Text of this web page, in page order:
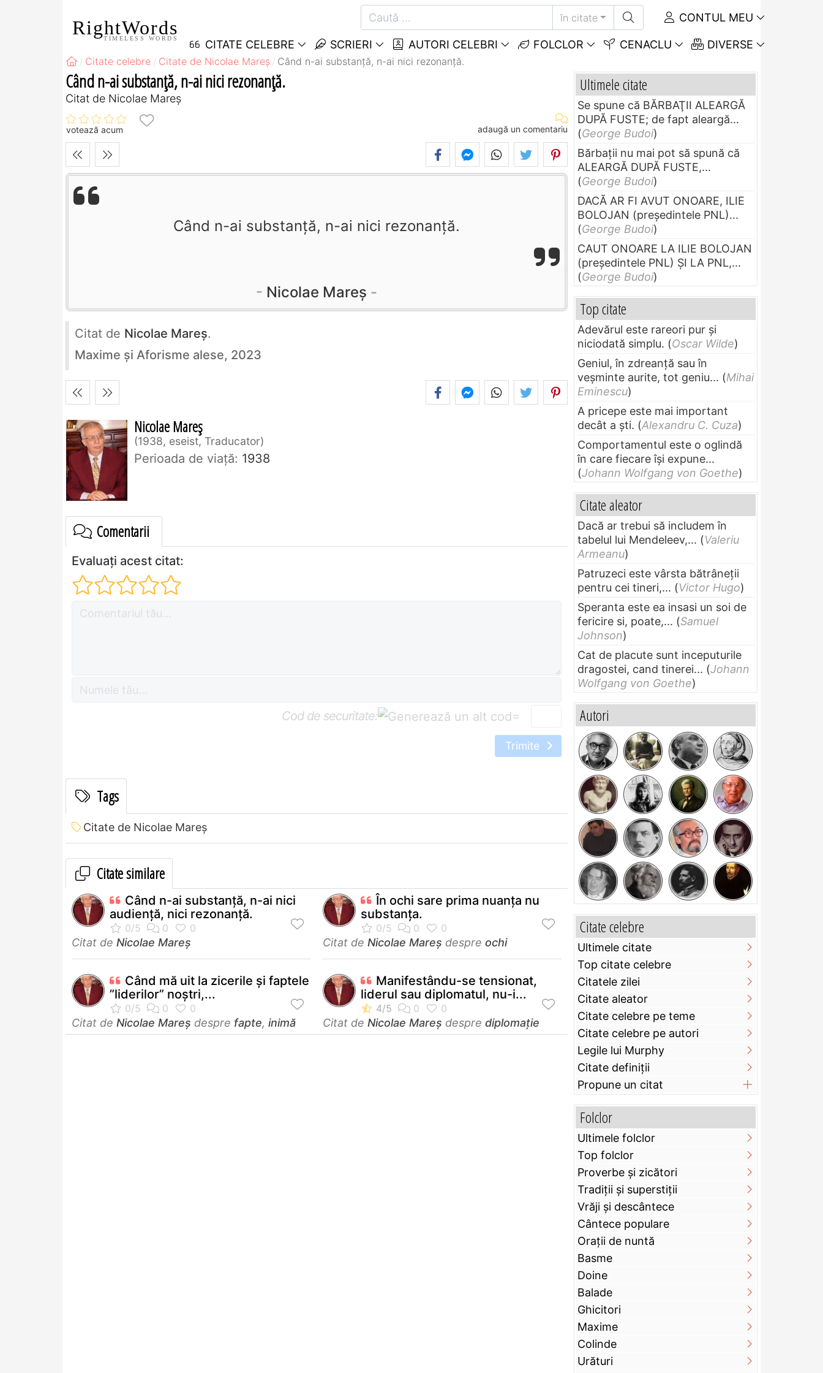
RightWords
TIMELESS WORDS
în citate CONTUL MEU
CITATE CELEBRE SCRIERI AUTORI CELEBRI FOLCLOR CENACLU DIVERSE
Citate celebre Citate de Nicolae Mareș Când n-ai substanță, n-ai nici rezonanță.
Când n-ai substanță, n-ai nici rezonanță.
Citat de Nicolae Mareș
votează acum adaugă un comentariu
Când n-ai substanță, n-ai nici rezonanță.
Nicolae Mareș
Citat de Nicolae Mareș.
Maxime și Aforisme alese, 2023
Nicolae Mareș
1938, eseist, Traducator
Perioada de viaţă: 1938
Comentarii
Evaluați acest citat:
Cod de securitate: =
Trimite
Tags
Citate de Nicolae Mareș
Citate similare
Când n-ai substanță, n-ai nici
audiență, nici rezonanță.
Citat de Nicolae Mareș
În ochi sare prima nuanța nu
substanța.
Citat de Nicolae Mareș despre ochi
Când mă uit la zicerile și faptele
”liderilor” noștri,...
Citat de Nicolae Mareș despre fapte, inimă
Manifestându-se tensionat,
liderul sau diplomatul, nu-i...
Citat de Nicolae Mareș despre diplomație
Ultimele citate
Se spune că BĂRBAŢII ALEARGĂ
DUPĂ FUSTE; de fapt aleargă...
(George Budoi)
Bărbaţii nu mai pot să spună că
ALEARGĂ DUPĂ FUSTE,...
(George Budoi)
DACĂ AR FI AVUT ONOARE, ILIE
BOLOJAN (preşedintele PNL)...
(George Budoi)
CAUT ONOARE LA ILIE BOLOJAN
(preşedintele PNL) ŞI LA PNL,...
(George Budoi)
Top citate
Adevărul este rareori pur și
niciodată simplu. (Oscar Wilde)
Geniul, în zdreanţă sau în
veşminte aurite, tot geniu... (Mihai
Eminescu)
A pricepe este mai important
decât a ști. (Alexandru C. Cuza)
Comportamentul este o oglindă
în care fiecare își expune...
(Johann Wolfgang von Goethe)
Citate aleator
Dacă ar trebui să includem în
tabelul lui Mendeleev,... (Valeriu
Armeanu)
Patruzeci este vârsta bătrâneții
pentru cei tineri,... (Victor Hugo)
Speranta este ea insasi un soi de
fericire si, poate,... (Samuel
Johnson)
Cat de placute sunt inceputurile
dragostei, cand tinerei... (Johann
Wolfgang von Goethe)
Autori
Citate celebre
Ultimele citate
Top citate celebre
Citatele zilei
Citate aleator
Citate celebre pe teme
Citate celebre pe autori
Legile lui Murphy
Citate definiţii
Propune un citat
Folclor
Ultimele folclor
Top folclor
Proverbe și zicători
Tradiții și superstiții
Vrăji și descântece
Cântece populare
Orații de nuntă
Basme
Doine
Balade
Ghicitori
Maxime
Colinde
Urături